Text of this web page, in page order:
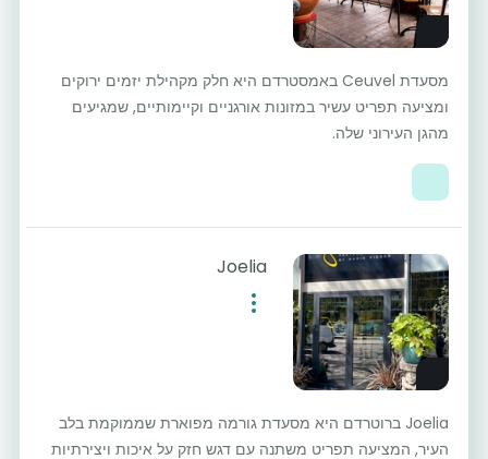
מסעדת Ceuvel באמסטרדם היא חלק מקהילת יזמים ירוקים
ומציעה תפריט עשיר במזונות אורגניים וקיימותיים, שמגיעים
מהגן העירוני שלה.
Joelia
Joelia ברוטרדם היא מסעדת גורמה מפוארת שממוקמת בלב
העיר, המציעה תפריט משתנה עם דגש חזק על איכות ויצירתיות